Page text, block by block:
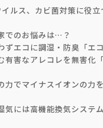
ルス、カビ菌対策に役
でのお悩みは…？
ずエコに調湿・防臭「エコ
有害なアレコレを無害化
力でマイナスイオンの力
気には高機能換気システ